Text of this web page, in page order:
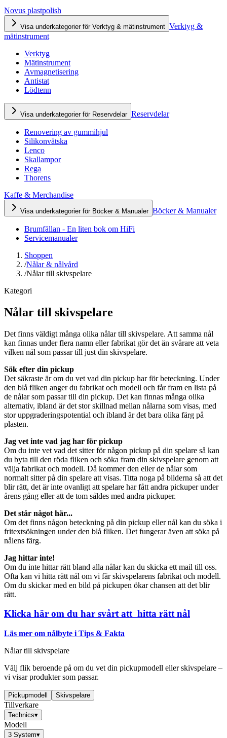
Novus plastpolish
Visa underkategorier för Verktyg & mätinstrument Verktyg &
mätinstrument
Verktyg
Mätinstrument
Avmagnetisering
Antistat
Lödtenn
Visa underkategorier för Reservdelar Reservdelar
Renovering av gummihjul
Silikonvätska
Lenco
Skallampor
Rega
Thorens
Kaffe & Merchandise
Visa underkategorier för Böcker & Manualer Böcker & Manualer
Brumfällan - En liten bok om HiFi
Servicemanualer
Shoppen
/Nålar & nålvård
/Nålar till skivspelare
Kategori
Nålar till skivspelare
Det finns väldigt många olika nålar till skivspelare. Att samma nål
kan finnas under flera namn eller fabrikat gör det än svårare att veta
vilken nål som passar till just din skivspelare.
Sök efter din pickup
Det säkraste är om du vet vad din pickup har för beteckning. Under
den blå fliken anger du fabrikat och modell och får fram en lista på
de nålar som passar till din pickup. Det kan finnas många olika
alternativ, ibland är det stor skillnad mellan nålarna som visas, med
stor uppgraderingspotential och ibland är det bara olika färg på
plasten.
Jag vet inte vad jag har för pickup
Om du inte vet vad det sitter för någon pickup på din spelare så kan
du byta till den röda fliken och söka fram din skivspelare genom att
välja fabrikat och modell. Då kommer den eller de nålar som
normalt sitter på din spelare att visas. Titta noga på bilderna så att det
blir rätt, det är inte ovanligt att spelare har fått andra pickuper under
årens gång eller att de tom såldes med andra pickuper.
Det står något här...
Om det finns någon beteckning på din pickup eller nål kan du söka i
fritextsökningen under den blå fliken. Det fungerar även att söka på
nålens färg.
Jag hittar inte!
Om du inte hittar rätt bland alla nålar kan du skicka ett mail till oss.
Ofta kan vi hitta rätt nål om vi får skivspelarens fabrikat och modell.
Om du skickar med en bild på pickupen ökar chansen att det blir
rätt.
Klicka här om du har svårt att hitta rätt nål
Läs mer om nålbyte i Tips & Fakta
Nålar till skivspelare
Välj flik beroende på om du vet din pickupmodell eller skivspelare –
vi visar produkter som passar.
Pickupmodell Skivspelare
Tillverkare
Technics▾
Modell
3 System▾